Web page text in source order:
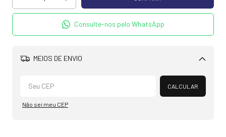
Consulte-nos pelo WhatsApp
MEIOS DE ENVIO
Alterar CEP
CALCULAR
Não sei meu CEP